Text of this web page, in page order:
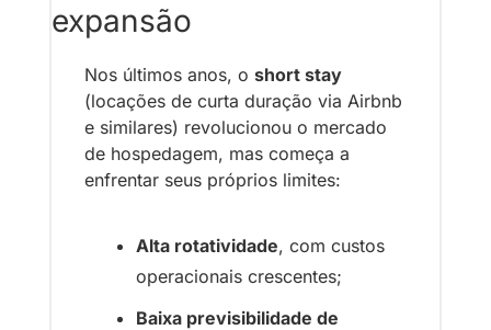
expansão
Nos últimos anos, o short stay
(locações de curta duração via Airbnb
e similares) revolucionou o mercado
de hospedagem, mas começa a
enfrentar seus próprios limites:
Alta rotatividade, com custos
operacionais crescentes;
Baixa previsibilidade de